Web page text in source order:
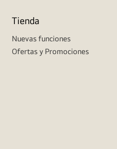
Tienda
Nuevas funciones
Ofertas y Promociones